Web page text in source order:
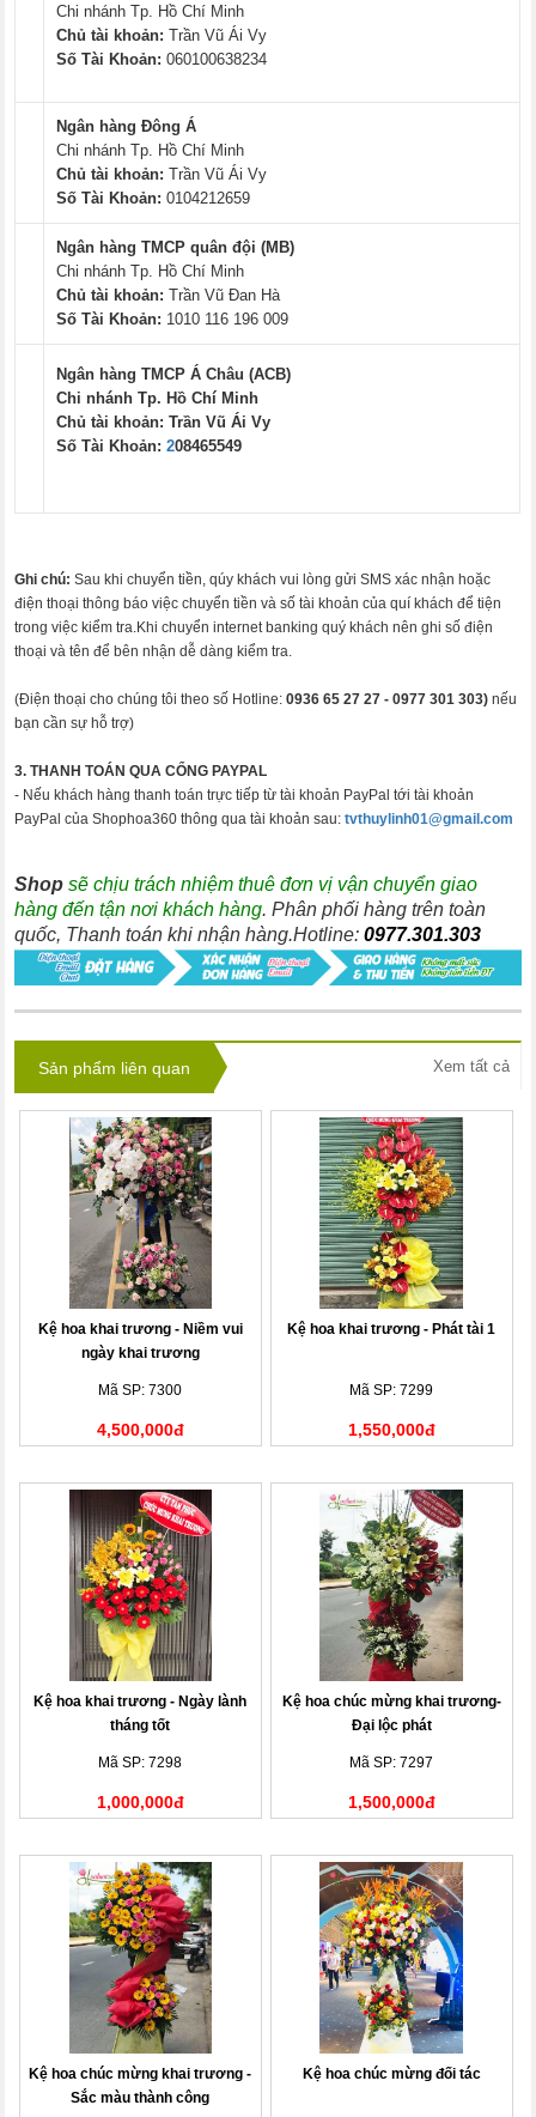
Chi nhánh Tp. Hồ Chí Minh
Chủ tài khoản: Trần Vũ Ái Vy
Số Tài Khoản: 060100638234
Ngân hàng Đông Á
Chi nhánh Tp. Hồ Chí Minh
Chủ tài khoản: Trần Vũ Ái Vy
Số Tài Khoản: 0104212659
Ngân hàng TMCP quân đội (MB)
Chi nhánh Tp. Hồ Chí Minh
Chủ tài khoản: Trần Vũ Đan Hà
Số Tài Khoản: 1010 116 196 009
Ngân hàng TMCP Á Châu (ACB)
Chi nhánh Tp. Hồ Chí Minh
Chủ tài khoản: Trần Vũ Ái Vy
Số Tài Khoản: 208465549
Ghi chú: Sau khi chuyển tiền, qúy khách vui lòng gửi SMS xác nhận hoặc
điện thoại thông báo việc chuyển tiền và số tài khoản của quí khách để tiện
trong việc kiểm tra.Khi chuyển internet banking quý khách nên ghi số điện
thoại và tên để bên nhận dễ dàng kiểm tra.
(Điện thoại cho chúng tôi theo số Hotline:0936 65 27 27 -0977 301 303) nếu
bạn cần sự hỗ trợ)
3. THANH TOÁN QUA CỔNG PAYPAL
- Nếu khách hàng thanh toán trực tiếp từ tài khoản PayPal tới tài khoản
PayPal của Shophoa360 thông qua tài khoản sau:tvthuylinh01@gmail.com
Shop sẽ chịu trách nhiệm thuê đơn vị vận chuyển giao
hàng đến tận nơi khách hàng. Phân phối hàng trên toàn
quốc, Thanh toán khi nhận hàng.Hotline:0977.301.303
Sản phẩm liên quan Xem tất cả
Kệ hoa khai trương - Niềm vui
ngày khai trương
Mã SP: 7300
4,500,000đ
Kệ hoa khai trương - Phát tài 1
Mã SP: 7299
1,550,000đ
Kệ hoa khai trương - Ngày lành
tháng tốt
Mã SP: 7298
1,000,000đ
Kệ hoa chúc mừng khai trương-
Đại lộc phát
Mã SP: 7297
1,500,000đ
Kệ hoa chúc mừng khai trương -
Sắc màu thành công
Kệ hoa chúc mừng đối tác